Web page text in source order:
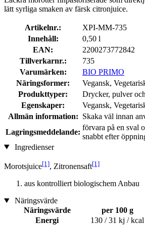
lätt syrliga smaken av färsk citronjuice.
Artikelnr.:
XPI-MM-735
Innehåll:
0,50 l
EAN:
2200273772842
Tillverkarnr.:
735
Varumärken:
BIO PRIMO
Näringsformer:
Vegansk,
Produkttyper:
Drycker, pulver
Egenskaper:
Vegansk,
Allmän information: Skaka väl innan
Lagringsmeddelande:
förvara på en sval
snabbt efter
Ingredienser
Morotsjuice[1], Zitronensaft[1]
aus kontrolliert biologischem Anbau
Näringsvärde
Näringsvärde
per 100 g
Energi
130 / 31 kj / kcal